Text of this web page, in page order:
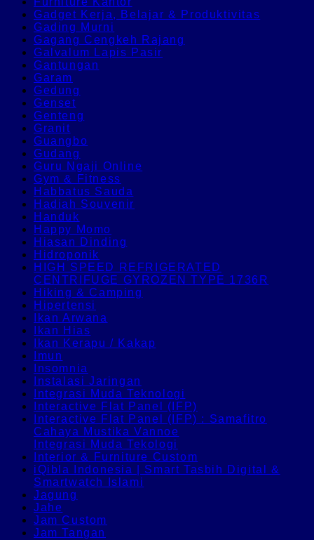
Gadget Kerja, Belajar & Produktivitas
Gading Murni
Gagang Cengkeh Rajang
Galvalum Lapis Pasir
Gantungan
Garam
Gedung
Genset
Genteng
Granit
Guangbo
Gudang
Guru Ngaji Online
Gym & Fitness
Habbatus Sauda
Hadiah Souvenir
Handuk
Happy Momo
Hiasan Dinding
Hidroponik
HIGH SPEED REFRIGERATED
CENTRIFUGE GYROZEN TYPE 1736R
Hiking & Camping
Hipertensi
Ikan Arwana
Ikan Hias
Ikan Kerapu / Kakap
Imun
Insomnia
Instalasi Jaringan
Integrasi Muda Teknologi
Interactive Flat Panel (IFP)
Interactive Flat Panel (IFP) : Samafitro
Cahaya Mustika Vannoe
Integrasi Muda Tekologi
Interior & Furniture Custom
iQibla Indonesia | Smart Tasbih Digital &
Smartwatch Islami
Jagung
Jahe
Jam Custom
Jam Tangan